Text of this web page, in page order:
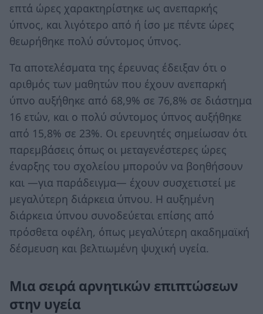
επτά ώρες χαρακτηρίστηκε ως ανεπαρκής
ύπνος, και λιγότερο από ή ίσο με πέντε ώρες
θεωρήθηκε πολύ σύντομος ύπνος.
Τα αποτελέσματα της έρευνας έδειξαν ότι ο
αριθμός των μαθητών που έχουν ανεπαρκή
ύπνο αυξήθηκε από 68,9% σε 76,8% σε διάστημα
16 ετών, και ο πολύ σύντομος ύπνος αυξήθηκε
από 15,8% σε 23%. Οι ερευνητές σημείωσαν ότι
παρεμβάσεις όπως οι μεταγενέστερες ώρες
έναρξης του σχολείου μπορούν να βοηθήσουν
και —για παράδειγμα— έχουν συσχετιστεί με
μεγαλύτερη διάρκεια ύπνου. Η αυξημένη
διάρκεια ύπνου συνοδεύεται επίσης από
πρόσθετα οφέλη, όπως μεγαλύτερη ακαδημαϊκή
δέσμευση και βελτιωμένη ψυχική υγεία.
Μια σειρά αρνητικών επιπτώσεων
στην υγεία